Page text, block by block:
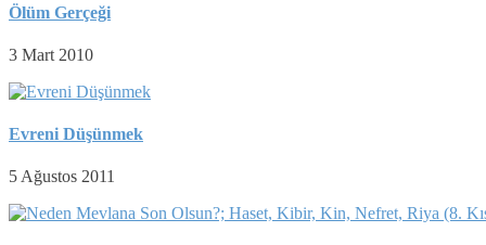
Ölüm Gerçeği
3 Mart 2010
Evreni Düşünmek
5 Ağustos 2011